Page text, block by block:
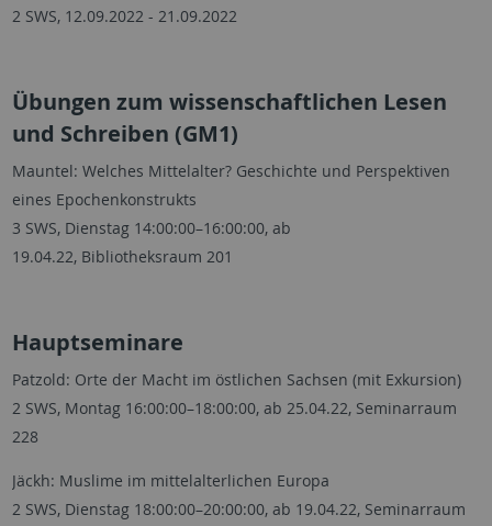
2 SWS, 12.09.2022 - 21.09.2022
Übungen zum wissenschaftlichen Lesen
und Schreiben (GM1)
Mauntel: Welches Mittelalter? Geschichte und Perspektiven
eines Epochenkonstrukts
3 SWS, Dienstag 14:00:00–16:00:00, ab
19.04.22, Bibliotheksraum 201
Hauptseminare
Patzold: Orte der Macht im östlichen Sachsen (mit Exkursion)
2 SWS, Montag 16:00:00–18:00:00, ab 25.04.22, Seminarraum
228
Jäckh: Muslime im mittelalterlichen Europa
2 SWS, Dienstag 18:00:00–20:00:00, ab 19.04.22, Seminarraum